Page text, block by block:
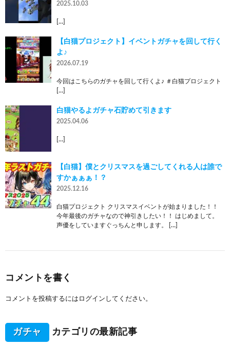
2025.10.03
[…]
【白猫プロジェクト】イベントガチャを回して行く
よ♪
2026.07.19
今回はこちらのガチャを回して行くよ♪ ＃白猫プロジェクト
[…]
白猫やるよガチャ石貯めて引きます
2025.04.06
[…]
【白猫】僕とクリスマスを過ごしてくれる人は誰で
すかぁぁぁ！？
2025.12.16
白猫プロジェクト クリスマスイベントが始まりました！！
今年最後のガチャなので神引きしたい！！ はじめまして。
声優をしていますぐっちんと申します。 […]
コメントを書く
コメントを投稿するには ログイン してください。
ガチャ カテゴリの最新記事